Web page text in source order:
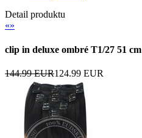
Detail produktu
«»
clip in deluxe ombré T1/27 51 cm
144.99 EUR124.99 EUR